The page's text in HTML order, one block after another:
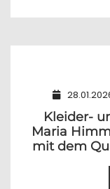
Kleider-
Maria
mit dem